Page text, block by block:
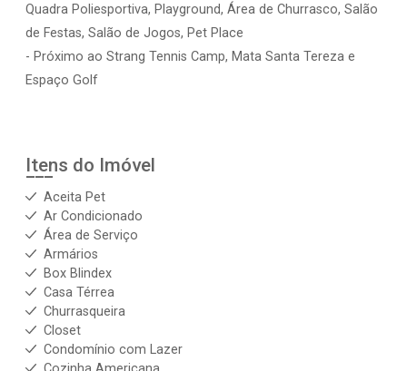
Quadra Poliesportiva, Playground, Área de Churrasco, Salão
de Festas, Salão de Jogos, Pet Place
- Próximo ao Strang Tennis Camp, Mata Santa Tereza e
Espaço Golf
Itens do Imóvel
Aceita Pet
Ar Condicionado
Área de Serviço
Armários
Box Blindex
Casa Térrea
Churrasqueira
Closet
Condomínio com Lazer